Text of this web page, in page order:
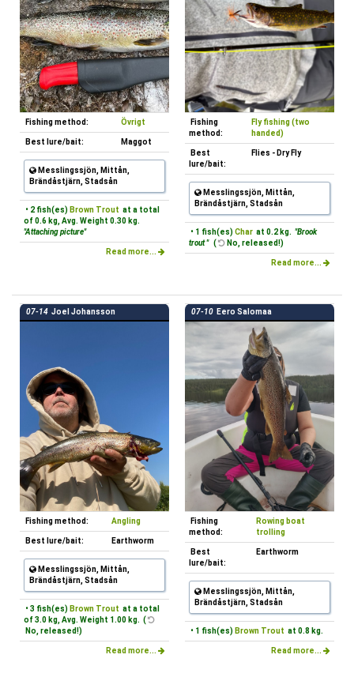
Fishing method: Övrigt
Best lure/bait: Maggot
Messlingssjön, Mittån,
Brändåstjärn, Stadsån
• 2 fish(es) Brown Trout at a total
of 0.6 kg, Avg. Weight 0.30 kg.
"Attaching picture"
Read more...
Fishing
method:
Fly fishing (two
handed)
Best
lure/bait:
Flies - Dry Fly
Messlingssjön, Mittån,
Brändåstjärn, Stadsån
• 1 fish(es) Char at 0.2 kg. "Brook
trout " ( No, released!)
Read more...
07-14 Joel Johansson
Fishing method: Angling
Best lure/bait: Earthworm
Messlingssjön, Mittån,
Brändåstjärn, Stadsån
• 3 fish(es) Brown Trout at a total
of 3.0 kg, Avg. Weight 1.00 kg. (
No, released!)
Read more...
07-10 Eero Salomaa
Fishing
method:
Rowing boat
trolling
Best
lure/bait:
Earthworm
Messlingssjön, Mittån,
Brändåstjärn, Stadsån
• 1 fish(es) Brown Trout at 0.8 kg.
Read more...